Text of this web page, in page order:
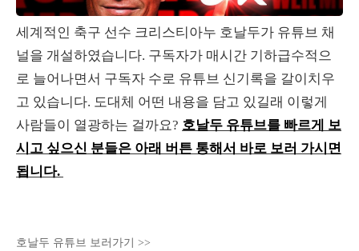
세계적인 축구 선수 크리스티아누 호날두가 유튜브 채
널을 개설하였습니다. 구독자가 매시간 기하급수적으
로 늘어나면서 구독자 수로 유튜브 신기록을 갈이치우
고 있습니다. 도대체 어떤 내용을 담고 있길래 이렇게
사람들이 열광하는 걸까요? 호날두 유튜브를 빠르게 보
시고 싶으신 분들은 아래 버튼 통해서 바로 보러 가시면
됩니다.
호날두 유튜브 보러가기 >>